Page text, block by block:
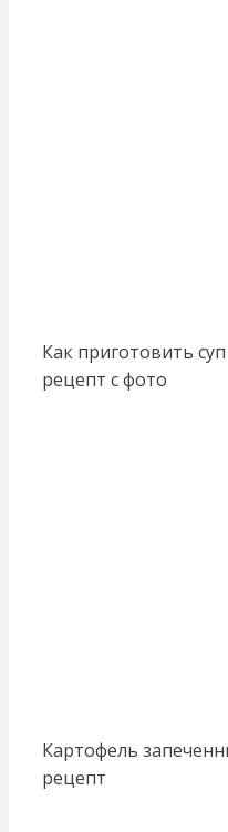
Как приготовить
рецепт с фото
Картофель
рецепт